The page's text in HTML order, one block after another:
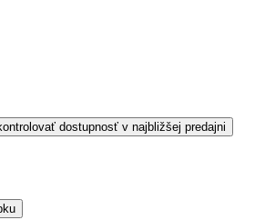
dostupnosť v najbližšej predajni